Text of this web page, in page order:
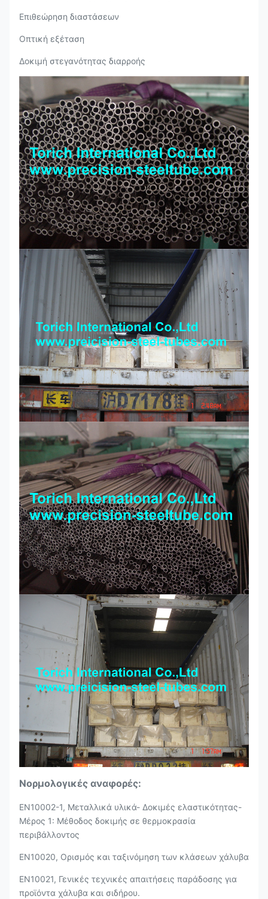
Επιθεώρηση διαστάσεων
Οπτική εξέταση
Δοκιμή στεγανότητας διαρροής
Νορμολογικές αναφορές:
EN10002-1, Μεταλλικά υλικά- Δοκιμές ελαστικότητας-
Μέρος 1: Μέθοδος δοκιμής σε θερμοκρασία
περιβάλλοντος
EN10020, Ορισμός και ταξινόμηση των κλάσεων χάλυβα
EN10021, Γενικές τεχνικές απαιτήσεις παράδοσης για
προϊόντα χάλυβα και σιδήρου.